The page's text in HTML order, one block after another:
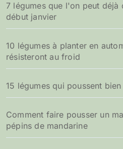
7 légumes que l'on peut déjà
début janvier
10 légumes à planter en
résisteront au froid
15 légumes qui poussent
Comment faire pousser un
pépins de mandarine